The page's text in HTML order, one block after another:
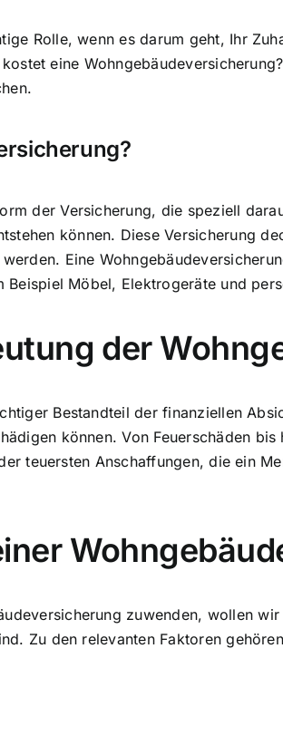
Rolle, wenn es darum geht, Ihr
eine
der Versicherung, die speziell
können. Diese Versicherung
Eine
Möbel, Elektrogeräte und
der
Bestandteil der finanziellen
können. Von Feuerschäden
teuersten Anschaffungen, die ein
zuwenden, wollen
Zu den relevanten Faktoren